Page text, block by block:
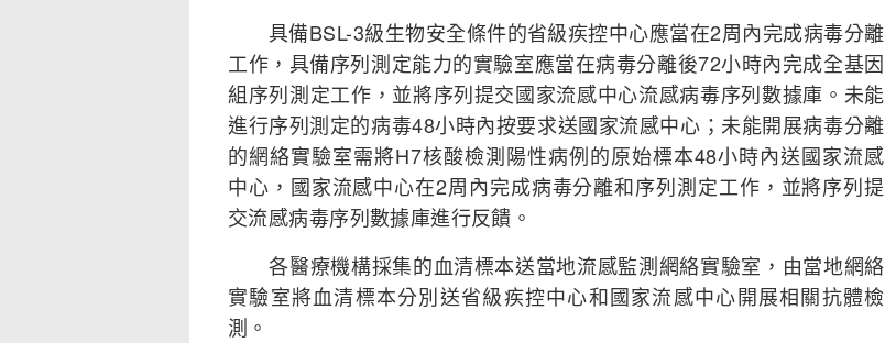
具備BSL-3級生物安全條件的省級疾控中心應當在2周內完成病毒分離
工作，具備序列測定能力的實驗室應當在病毒分離後72小時內完成全基因
組序列測定工作，並將序列提交國家流感中心流感病毒序列數據庫。未能
進行序列測定的病毒48小時內按要求送國家流感中心；未能開展病毒分離
的網絡實驗室需將H7核酸檢測陽性病例的原始標本48小時內送國家流感
中心，國家流感中心在2周內完成病毒分離和序列測定工作，並將序列提
交流感病毒序列數據庫進行反饋。
各醫療機構採集的血清標本送當地流感監測網絡實驗室，由當地網絡
實驗室將血清標本分別送省級疾控中心和國家流感中心開展相關抗體檢
測。